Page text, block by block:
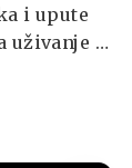
i upute
uživanje u